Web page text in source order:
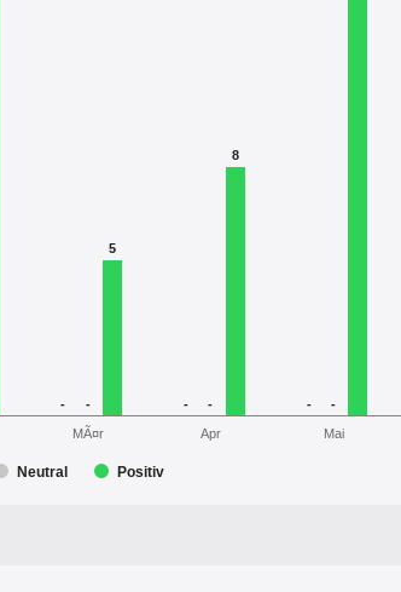
- - -
- - -
5
8
Neutral Positiv
MÃ¤r Apr Mai